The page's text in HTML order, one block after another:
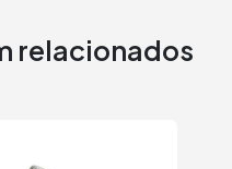
relacionados